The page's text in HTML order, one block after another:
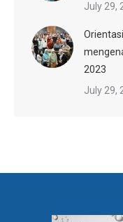
July 29,
2023
July 29,